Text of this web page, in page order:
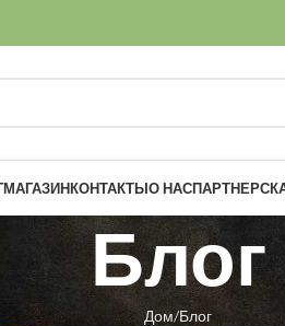
МАГАЗИНКОНТАКТЫО НАС
Блог
Дом Блог